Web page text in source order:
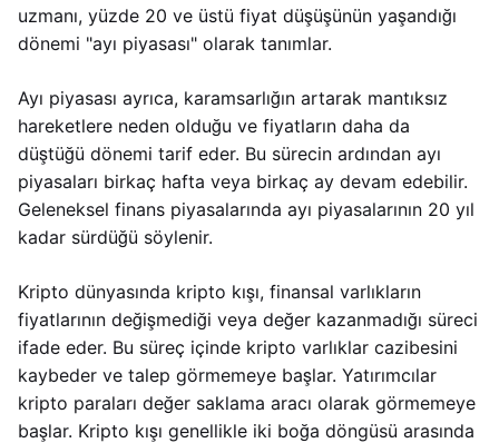
uzmanı, yüzde 20 ve üstü fiyat düşüşünün yaşandığı
dönemi "ayı piyasası" olarak tanımlar.
Ayı piyasası ayrıca, karamsarlığın artarak mantıksız
hareketlere neden olduğu ve fiyatların daha da
düştüğü dönemi tarif eder. Bu sürecin ardından ayı
piyasaları birkaç hafta veya birkaç ay devam edebilir.
Geleneksel finans piyasalarında ayı piyasalarının 20 yıl
kadar sürdüğü söylenir.
Kripto dünyasında kripto kışı, finansal varlıkların
fiyatlarının değişmediği veya değer kazanmadığı süreci
ifade eder. Bu süreç içinde kripto varlıklar cazibesini
kaybeder ve talep görmemeye başlar. Yatırımcılar
kripto paraları değer saklama aracı olarak görmemeye
başlar. Kripto kışı genellikle iki boğa döngüsü arasında